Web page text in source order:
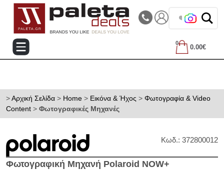
Τηλεφωνικές Παραγγελίες: 2105714144 |||
❤️ Βρες τα
0
0.00€
>Αρχική Σελίδα > Home > Εικόνα & Ήχος > Φωτογραφία & Video
Content > Φωτογραφικές Μηχανές
Κωδ.: 372800012
Φωτογραφική Μηχανή Polaroid NOW+